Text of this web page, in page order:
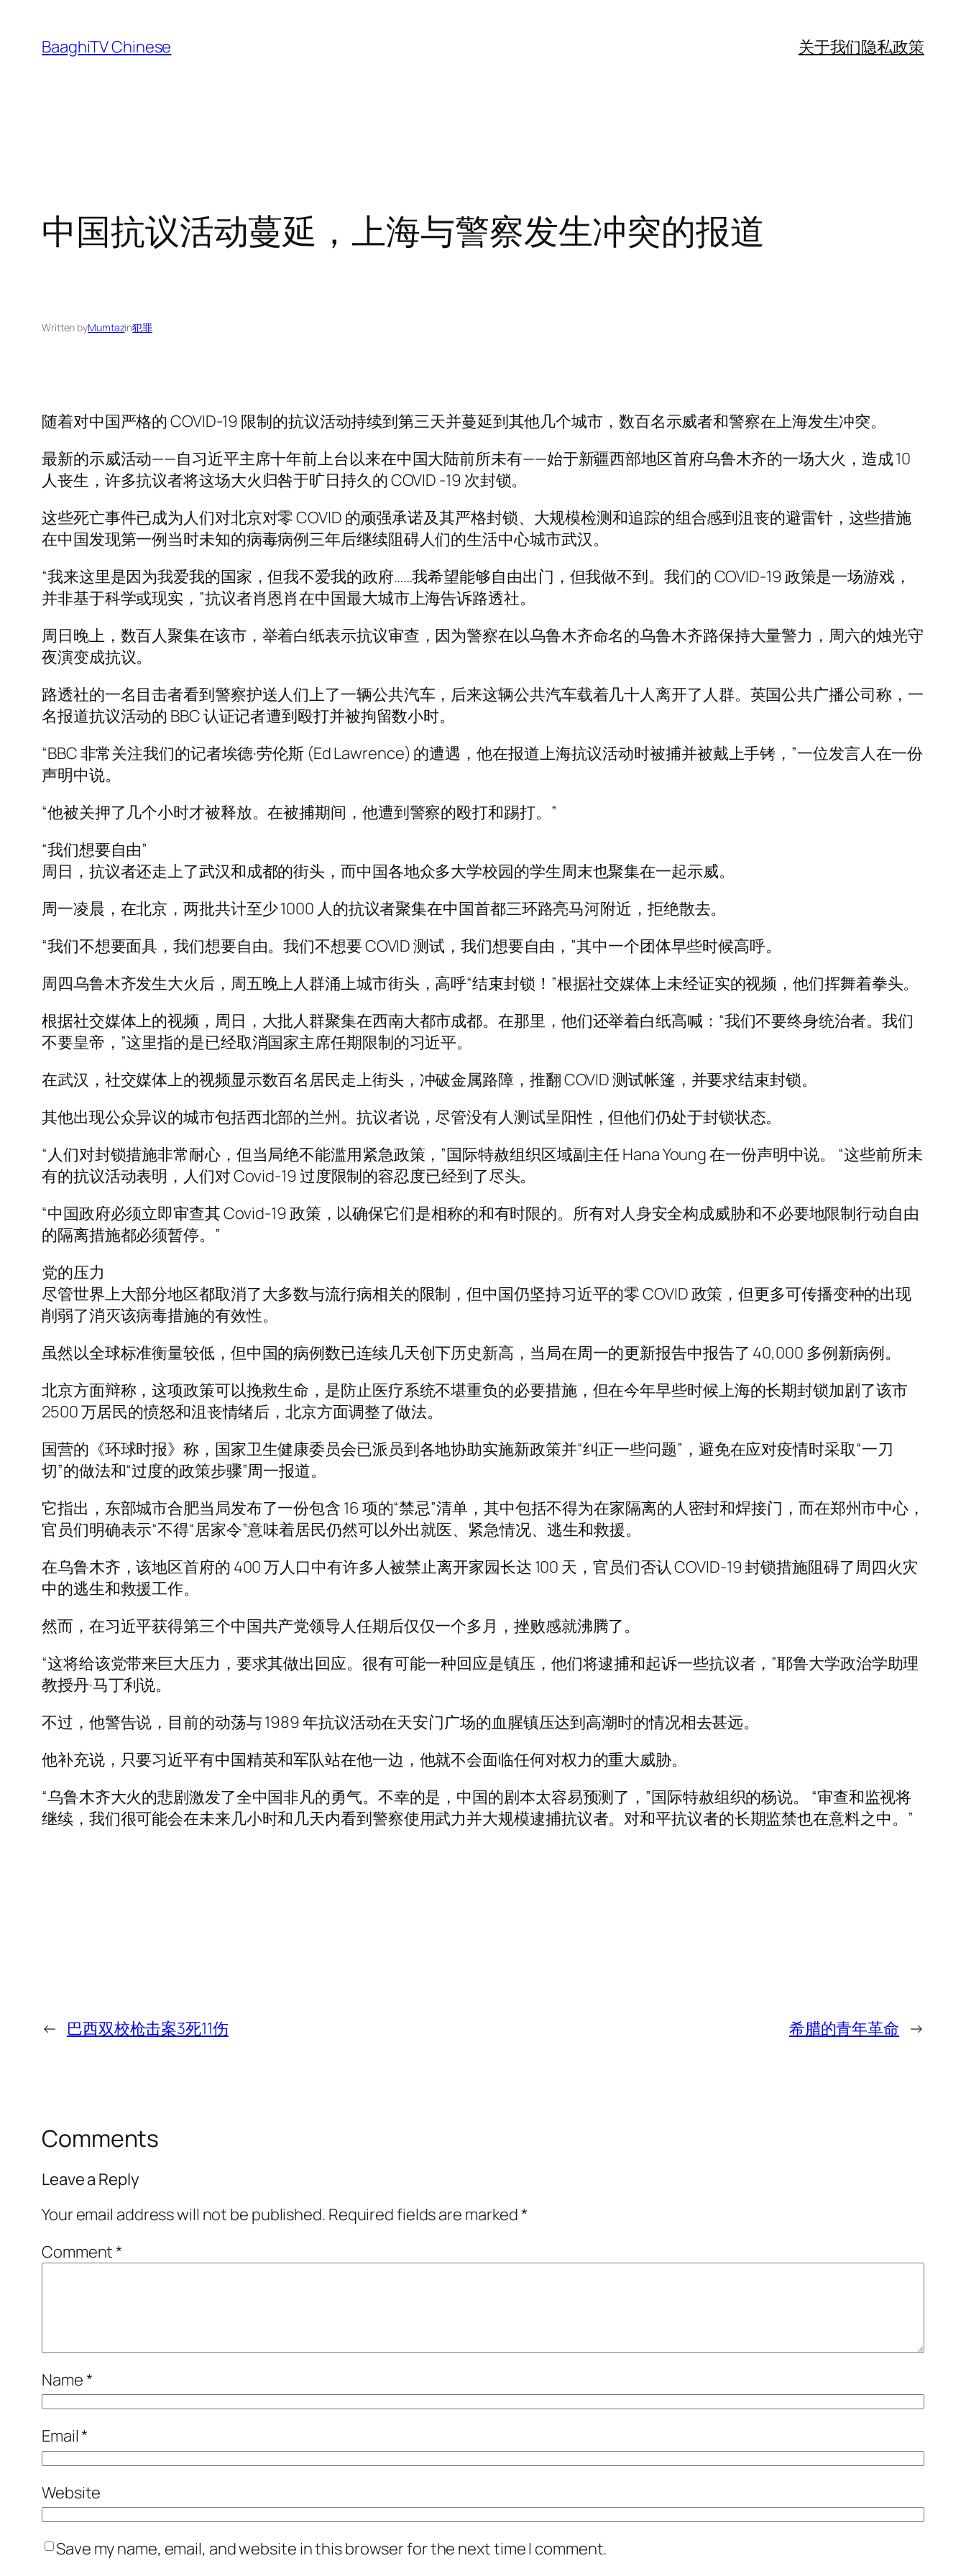
content
BaaghiTV Chinese 关于我们隐私政策
中国抗议活动蔓延，上海与警察发生冲突的报道
Written byMumtazin犯罪
随着对中国严格的 COVID-19 限制的抗议活动持续到第三天并蔓延到其他几个城市，数百名示威者和警察在上海发生冲突。
最新的示威活动——自习近平主席十年前上台以来在中国大陆前所未有——始于新疆西部地区首府乌鲁木齐的一场大火，造成 10
人丧生，许多抗议者将这场大火归咎于旷日持久的 COVID -19 次封锁。
这些死亡事件已成为人们对北京对零 COVID 的顽强承诺及其严格封锁、大规模检测和追踪的组合感到沮丧的避雷针，这些措施
在中国发现第一例当时未知的病毒病例三年后继续阻碍人们的生活中心城市武汉。
“我来这里是因为我爱我的国家，但我不爱我的政府……我希望能够自由出门，但我做不到。我们的 COVID-19 政策是一场游戏，
并非基于科学或现实，”抗议者肖恩肖在中国最大城市上海告诉路透社。
周日晚上，数百人聚集在该市，举着白纸表示抗议审查，因为警察在以乌鲁木齐命名的乌鲁木齐路保持大量警力，周六的烛光守
夜演变成抗议。
路透社的一名目击者看到警察护送人们上了一辆公共汽车，后来这辆公共汽车载着几十人离开了人群。英国公共广播公司称，一
名报道抗议活动的 BBC 认证记者遭到殴打并被拘留数小时。
“BBC 非常关注我们的记者埃德·劳伦斯 (Ed Lawrence) 的遭遇，他在报道上海抗议活动时被捕并被戴上手铐，”一位发言人在一份
声明中说。
“他被关押了几个小时才被释放。在被捕期间，他遭到警察的殴打和踢打。”
“我们想要自由”
周日，抗议者还走上了武汉和成都的街头，而中国各地众多大学校园的学生周末也聚集在一起示威。
周一凌晨，在北京，两批共计至少 1000 人的抗议者聚集在中国首都三环路亮马河附近，拒绝散去。
“我们不想要面具，我们想要自由。我们不想要 COVID 测试，我们想要自由，”其中一个团体早些时候高呼。
周四乌鲁木齐发生大火后，周五晚上人群涌上城市街头，高呼“结束封锁！”根据社交媒体上未经证实的视频，他们挥舞着拳头。
根据社交媒体上的视频，周日，大批人群聚集在西南大都市成都。在那里，他们还举着白纸高喊：“我们不要终身统治者。我们
不要皇帝，”这里指的是已经取消国家主席任期限制的习近平。
在武汉，社交媒体上的视频显示数百名居民走上街头，冲破金属路障，推翻 COVID 测试帐篷，并要求结束封锁。
其他出现公众异议的城市包括西北部的兰州。抗议者说，尽管没有人测试呈阳性，但他们仍处于封锁状态。
“人们对封锁措施非常耐心，但当局绝不能滥用紧急政策，”国际特赦组织区域副主任 Hana Young 在一份声明中说。 “这些前所未
有的抗议活动表明，人们对 Covid-19 过度限制的容忍度已经到了尽头。
“中国政府必须立即审查其 Covid-19 政策，以确保它们是相称的和有时限的。所有对人身安全构成威胁和不必要地限制行动自由
的隔离措施都必须暂停。”
党的压力
尽管世界上大部分地区都取消了大多数与流行病相关的限制，但中国仍坚持习近平的零 COVID 政策，但更多可传播变种的出现
削弱了消灭该病毒措施的有效性。
虽然以全球标准衡量较低，但中国的病例数已连续几天创下历史新高，当局在周一的更新报告中报告了 40,000 多例新病例。
北京方面辩称，这项政策可以挽救生命，是防止医疗系统不堪重负的必要措施，但在今年早些时候上海的长期封锁加剧了该市
2500 万居民的愤怒和沮丧情绪后，北京方面调整了做法。
国营的《环球时报》称，国家卫生健康委员会已派员到各地协助实施新政策并“纠正一些问题”，避免在应对疫情时采取“一刀
切”的做法和“过度的政策步骤”周一报道。
它指出，东部城市合肥当局发布了一份包含 16 项的“禁忌”清单，其中包括不得为在家隔离的人密封和焊接门，而在郑州市中心，
官员们明确表示“不得“居家令”意味着居民仍然可以外出就医、紧急情况、逃生和救援。
在乌鲁木齐，该地区首府的 400 万人口中有许多人被禁止离开家园长达 100 天，官员们否认 COVID-19 封锁措施阻碍了周四火灾
中的逃生和救援工作。
然而，在习近平获得第三个中国共产党领导人任期后仅仅一个多月，挫败感就沸腾了。
“这将给该党带来巨大压力，要求其做出回应。很有可能一种回应是镇压，他们将逮捕和起诉一些抗议者，”耶鲁大学政治学助理
教授丹·马丁利说。
不过，他警告说，目前的动荡与 1989 年抗议活动在天安门广场的血腥镇压达到高潮时的情况相去甚远。
他补充说，只要习近平有中国精英和军队站在他一边，他就不会面临任何对权力的重大威胁。
“乌鲁木齐大火的悲剧激发了全中国非凡的勇气。不幸的是，中国的剧本太容易预测了，”国际特赦组织的杨说。 “审查和监视将
继续，我们很可能会在未来几小时和几天内看到警察使用武力并大规模逮捕抗议者。对和平抗议者的长期监禁也在意料之中。”
← 巴西双校枪击案3死11伤 希腊的青年革命 →
Comments
Leave a Reply
Your email address will not be published. Required fields are marked*
Comment*
Name*
Email*
Website
Save my name, email, and website in this browser for the next time I comment.